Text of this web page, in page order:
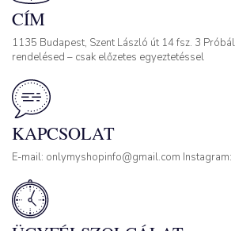
CÍM
1135 Budapest, Szent László út 14 fsz. 3
rendelésed – csak előzetes egyeztetéssel
KAPCSOLAT
E-mail: onlymyshopinfo@gmail.com